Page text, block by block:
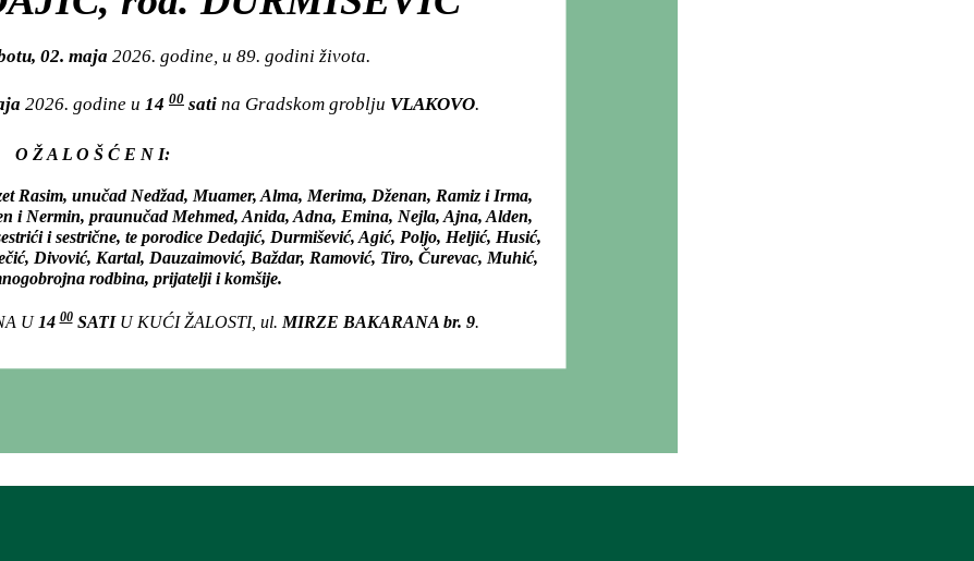
02. maja 2026. godine, u 89. godini života.
2026. godine u 14 00 sati na Gradskom groblju VLAKOVO.
O Ž A L O Š Ć E N I:
Rasim, unučad Nedžad, Muamer, Alma, Merima, Dženan, Ramiz i Irma,
i Nermin, praunučad Mehmed, Anida, Adna, Emina, Nejla, Ajna, Alden,
i sestrične, te porodice Dedajić, Durmišević, Agić, Poljo, Heljić, Husić,
Divović, Kartal, Dauzaimović, Baždar, Ramović, Tiro, Čurevac, Muhić,
rodbina, prijatelji i komšije.
U 1400SATIU KUĆI ŽALOSTI, ul. MIRZE BAKARANA br. 9.